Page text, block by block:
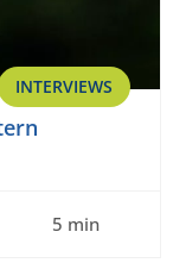
INTERVIEWS
5 min